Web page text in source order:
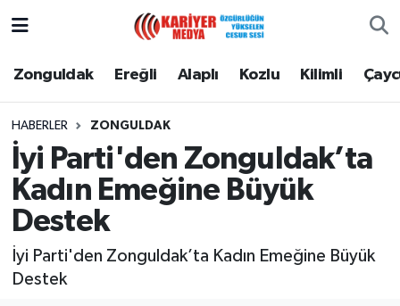
Zonguldak Ereğli Alaplı Kozlu Kilimli
HABERLER ZONGULDAK
İyi Parti'den Zonguldak’ta
Kadın Emeğine Büyük
Destek
İyi Parti'den Zonguldak’ta Kadın Emeğine Büyük
Destek
Zonguldak
Alaplı
Kozlu
Kilimli
Zonguldak Nöbetçi Eczaneler
Zonguldak Namaz Vakitleri
Zonguldak Trafik Yoğunluk Haritası
Puan Durumu ve Fikstür